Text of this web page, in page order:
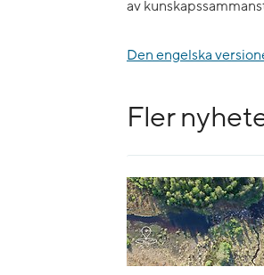
av
Den engelska
Fler